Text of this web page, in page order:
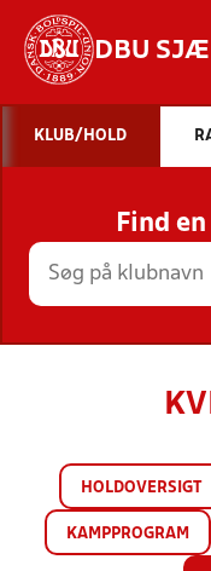
DBU
STILLINGER,
KLUB/HOLD
Find
HOLDOVERSIGT
KAMPPROGRAM